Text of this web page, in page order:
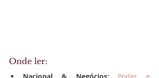
Onde ler: